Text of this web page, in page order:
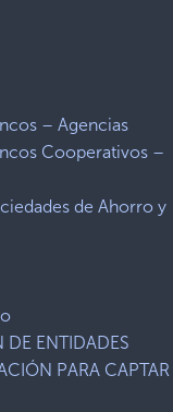
– Agencias
Cooperativos –
de Ahorro y
DE ENTIDADES
PARA CAPTAR